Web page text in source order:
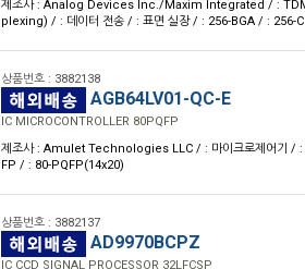
제조사 : Analog Devices Inc./Maxim Integrated / :
plexing) / : 데이터 전송 / : 표면 실장 / : 256-BGA / : 256-
상품번호 : 3882138
AGB64LV01-QC-E
IC MICROCONTROLLER 80PQFP
제조사 : Amulet Technologies LLC / : 마이크로제어기 / :
FP / : 80-PQFP(14x20)
상품번호 : 3882137
AD9970BCPZ
IC CCD SIGNAL PROCESSOR 32LFCSP